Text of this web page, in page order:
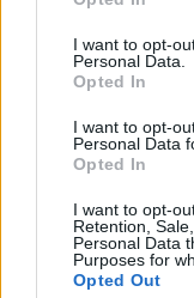
I want to opt-
Personal Data.
Opted In
I want to opt-
Personal Data
Opted In
I want to opt-
Retention,
Personal Data
Purposes for
Opted Out